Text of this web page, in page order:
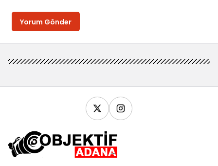
Yorum Gönder